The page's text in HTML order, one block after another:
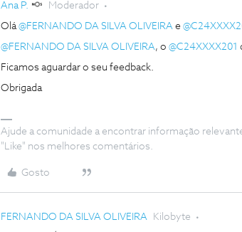
Ana P. Moderador
Olá@FERNANDO DA SILVA OLIVEIRA e
@FERNANDO DA SILVA OLIVEIRA, o @C24XXXX201
Ficamos aguardar o seu feedback.
Obrigada
Ajude a comunidade a encontrar informação
"Like" nos melhores comentários.
Gosto
FERNANDO DA SILVA OLIVEIRA Kilobyte